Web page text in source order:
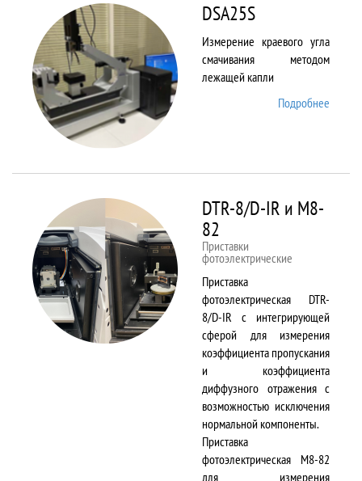
DSA25S
Измерение краевого угла
смачивания методом
лежащей капли
Подробнее
DTR-8/D-IR и М8-
82
Приставки
фотоэлектрические
Приставка
фотоэлектрическая DTR-
8/D-IR с интегрирующей
сферой для измерения
коэффициента пропускания
и коэффициента
диффузного отражения с
возможностью исключения
нормальной компоненты.
Приставка
фотоэлектрическая М8-82
для измерения